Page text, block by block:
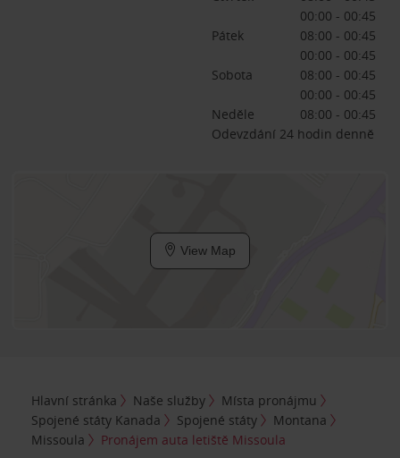
00:00 - 00:45
Pátek
08:00 - 00:45
00:00 - 00:45
Sobota
08:00 - 00:45
00:00 - 00:45
Neděle
08:00 - 00:45
Odevzdání 24 hodin denně
View Map
Hlavní stránka Naše služby
Místa pronájmu
Spojené státy Kanada
Spojené státy
Montana
Missoula
Pronájem auta letiště Missoula